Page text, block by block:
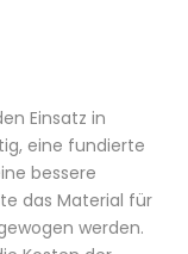
Einsatz in
eine fundierte
bessere
das Material für
werden.